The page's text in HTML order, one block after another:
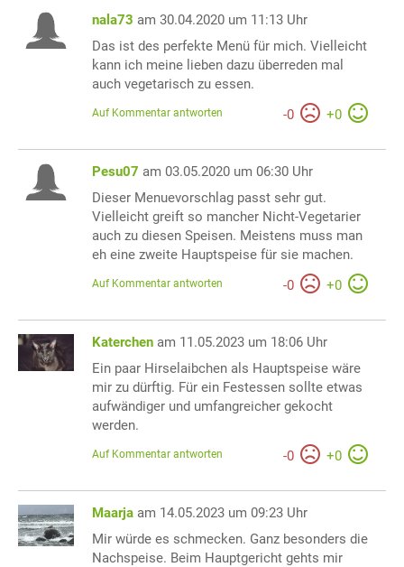
nala73 am 30.04.2020 um 11:13 Uhr
Das ist des perfekte Menü für mich. Vielleicht
kann ich meine lieben dazu überreden mal
auch vegetarisch zu essen.
-0 +0
Auf Kommentar antworten
Pesu07 am 03.05.2020 um 06:30 Uhr
Dieser Menuevorschlag passt sehr gut.
Vielleicht greift so mancher Nicht-Vegetarier
auch zu diesen Speisen. Meistens muss man
eh eine zweite Hauptspeise für sie machen.
-0 +0
Auf Kommentar antworten
Katerchen am 11.05.2023 um 18:06 Uhr
Ein paar Hirselaibchen als Hauptspeise wäre
mir zu dürftig. Für ein Festessen sollte etwas
aufwändiger und umfangreicher gekocht
werden.
-0 +0
Auf Kommentar antworten
Maarja am 14.05.2023 um 09:23 Uhr
Mir würde es schmecken. Ganz besonders die
Nachspeise. Beim Hauptgericht gehts mir